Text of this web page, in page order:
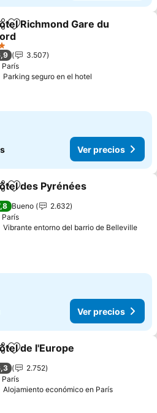
Agregar a favoritos
Richmond Gare du
3.507
París
Parking seguro en el hotel
Ver precios
Agregar a favoritos
des Pyrénées
Bueno
2.632
París
Vibrante entorno del barrio de Belleville
Ver precios
Agregar a favoritos
de l'Europe
2.752
París
Alojamiento económico en París